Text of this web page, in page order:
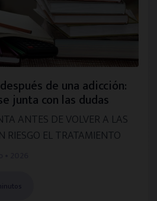
de una adicción:
junta con las dudas
ANTES DE VOLVER A LAS
RIESGO EL TRATAMIENTO